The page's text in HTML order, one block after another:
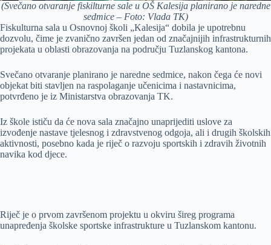
(Svečano otvaranje fiskilturne sale u OŠ Kalesija planirano je naredne
sedmice – Foto: Vlada TK)
Fiskulturna sala u Osnovnoj školi „Kalesija“ dobila je upotrebnu
dozvolu, čime je zvanično završen jedan od značajnijih infrastrukturnih
projekata u oblasti obrazovanja na području Tuzlanskog kantona.
Svečano otvaranje planirano je naredne sedmice, nakon čega će novi
objekat biti stavljen na raspolaganje učenicima i nastavnicima,
potvrđeno je iz Ministarstva obrazovanja TK.
Iz škole ističu da će nova sala značajno unaprijediti uslove za
izvođenje nastave tjelesnog i zdravstvenog odgoja, ali i drugih školskih
aktivnosti, posebno kada je riječ o razvoju sportskih i zdravih životnih
navika kod djece.
Riječ je o prvom završenom projektu u okviru šireg programa
unapređenja školske sportske infrastrukture u Tuzlanskom kantonu.